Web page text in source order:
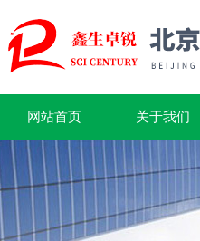
网站首页 关于我们